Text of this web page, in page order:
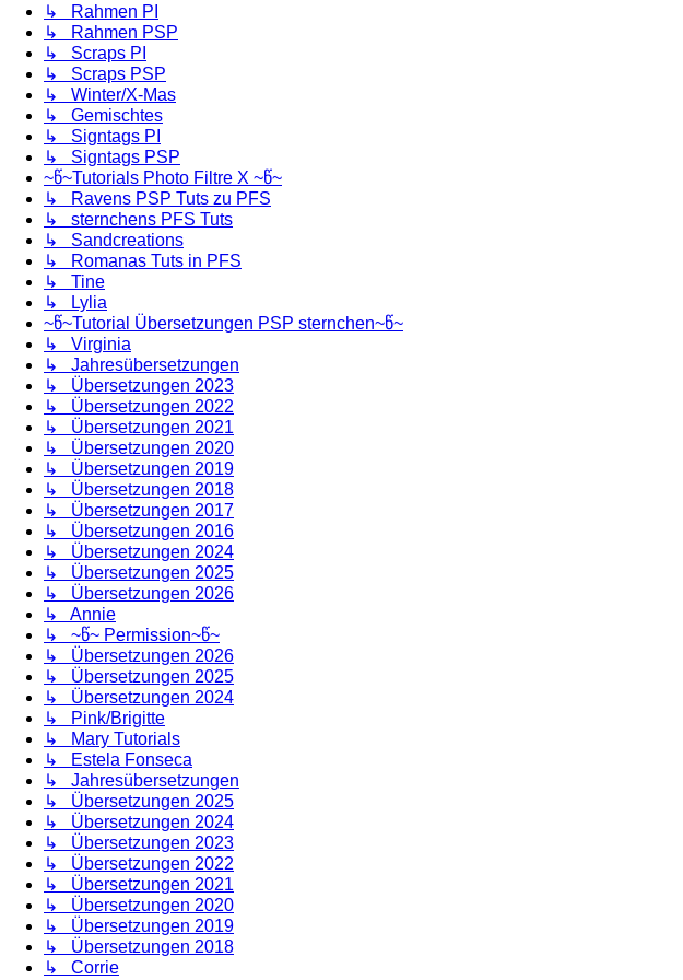
↳ Rahmen PI
↳ Rahmen PSP
↳ Scraps PI
↳ Scraps PSP
↳ Winter/X-Mas
↳ Gemischtes
↳ Signtags PI
↳ Signtags PSP
~წ~Tutorials Photo Filtre X ~წ~
↳ Ravens PSP Tuts zu PFS
↳ sternchens PFS Tuts
↳ Sandcreations
↳ Romanas Tuts in PFS
↳ Tine
↳ Lylia
~წ~Tutorial Übersetzungen PSP sternchen~წ~
↳ Virginia
↳ Jahresübersetzungen
↳ Übersetzungen 2023
↳ Übersetzungen 2022
↳ Übersetzungen 2021
↳ Übersetzungen 2020
↳ Übersetzungen 2019
↳ Übersetzungen 2018
↳ Übersetzungen 2017
↳ Übersetzungen 2016
↳ Übersetzungen 2024
↳ Übersetzungen 2025
↳ Übersetzungen 2026
↳ Annie
↳ ~წ~ Permission~წ~
↳ Übersetzungen 2026
↳ Übersetzungen 2025
↳ Übersetzungen 2024
↳ Pink/Brigitte
↳ Mary Tutorials
↳ Estela Fonseca
↳ Jahresübersetzungen
↳ Übersetzungen 2025
↳ Übersetzungen 2024
↳ Übersetzungen 2023
↳ Übersetzungen 2022
↳ Übersetzungen 2021
↳ Übersetzungen 2020
↳ Übersetzungen 2019
↳ Übersetzungen 2018
↳ Corrie